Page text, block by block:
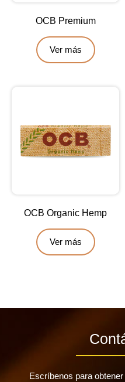
OCB Premium
Ver más
OCB Organic Hemp
Ver más
Escríbenos para